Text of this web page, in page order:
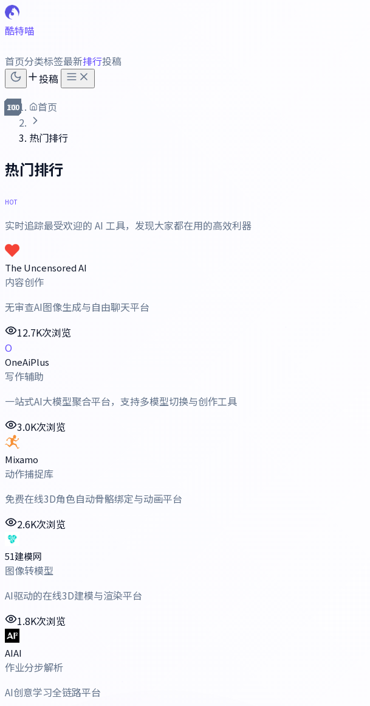
酷特喵
首页分类标签最新排行投稿
投稿
首页
热门排行
热门排行
HOT
实时追踪最受欢迎的 AI 工具，发现大家都在用的高效利器
排行工具列表
1
The Uncensored AI
内容创作
无审查AI图像生成与自由聊天平台
12.7K次浏览
2
O
OneAiPlus
写作辅助
一站式AI大模型聚合平台，支持多模型切换与创作工具
3.0K次浏览
3
Mixamo
动作捕捉库
免费在线3D角色自动骨骼绑定与动画平台
2.6K次浏览
4
51建模网
图像转模型
AI驱动的在线3D建模与渲染平台
1.8K次浏览
5
AIAI
作业分步解析
AI创意学习全链路平台
6
7
8
9
10
11
12
13
14
15
16
17
18
19
20
21
22
23
24
25
26
27
28
29
30
31
32
33
34
35
36
37
38
39
40
41
42
43
44
45
46
47
48
49
50
51
52
53
54
55
56
57
58
59
60
61
62
63
64
65
66
67
68
69
70
71
72
73
74
75
76
77
78
79
80
81
82
83
84
85
86
87
88
89
90
91
92
93
94
95
96
97
98
99
100